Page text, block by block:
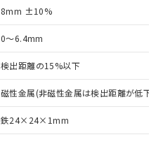
8mm ±10%
0～6.4mm
検出距離の15%以下
磁性金属(非磁性金属は検出距離が低下し
鉄24×24×1mm